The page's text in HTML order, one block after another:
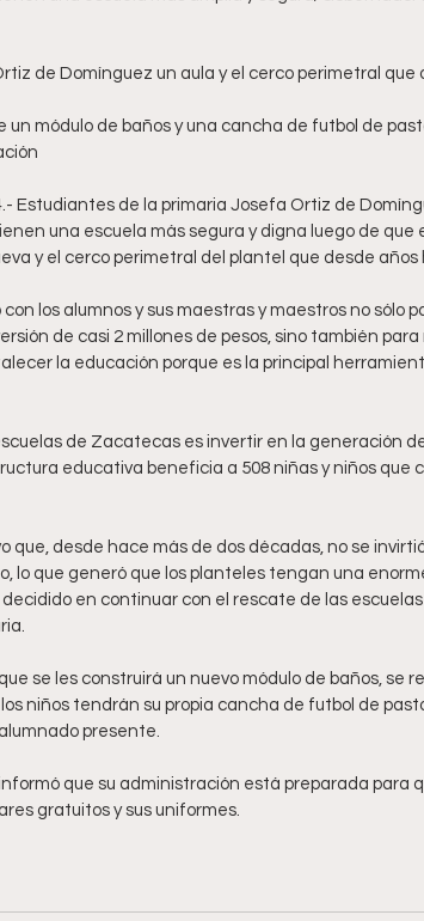
Estudiantes de la primaria Josefa Ortiz de
una escuela más segura y digna luego de que
y el cerco perimetral del plantel que desde años
los alumnos y sus maestras y maestros no sólo
de casi 2 millones de pesos, sino también
la educación porque es la principal
de Zacatecas es invertir en la generación
educativa beneficia a 508 niñas y niños que
que, desde hace más de dos décadas, no se
lo que generó que los planteles tengan una
en continuar con el rescate de las escuelas
se les construirá un nuevo módulo de baños, se
niños tendrán su propia cancha de futbol de
presente.
que su administración está preparada para
gratuitos y sus uniformes.